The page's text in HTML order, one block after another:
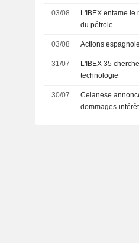
03/08
L'IBEX entame le
du pétrole
03/08 Actions
31/07
L'IBEX 35
technologie
30/07
Celanese
dommages-